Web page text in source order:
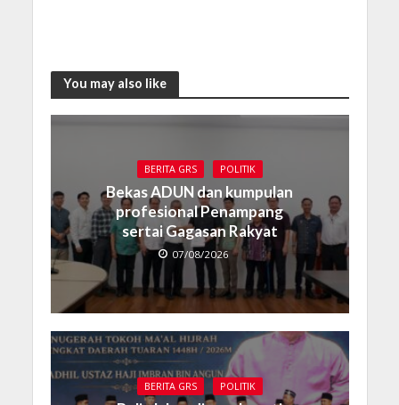
You may also like
BERITA GRS POLITIK
Bekas ADUN dan kumpulan
profesional Penampang
sertai Gagasan Rakyat
07/08/2026
BERITA GRS POLITIK